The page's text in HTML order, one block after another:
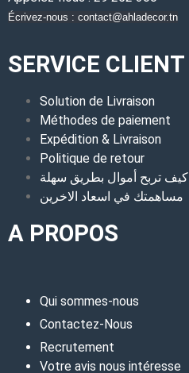
Écrivez-nous : contact@ahladecor.tn
SERVICE CLIENT
Solution de Livraison
Méthodes de paiement
Expédition & Livraison
Politique de retour
كيف تربح أموال بطريق سهلة
مساهمتك في اسعاد الاخرين
A PROPOS
Qui sommes-nous
Contactez-Nous
Recrutement
Votre avis nous intéresse